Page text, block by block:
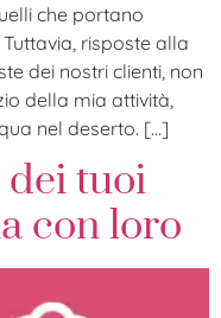
che portano
risposte alla
dei nostri clienti, non
della mia attività,
nel deserto. […]
tuoi
con loro